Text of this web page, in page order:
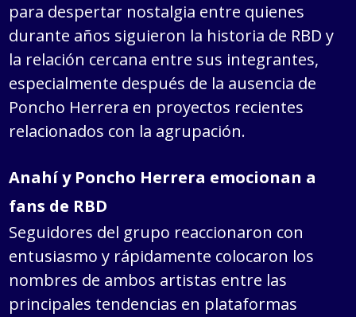
para despertar nostalgia entre quienes
durante años siguieron la historia de RBD y
la relación cercana entre sus integrantes,
especialmente después de la ausencia de
Poncho Herrera en proyectos recientes
relacionados con la agrupación.
Anahí y Poncho Herrera emocionan a
fans de RBD
Seguidores del grupo reaccionaron con
entusiasmo y rápidamente colocaron los
nombres de ambos artistas entre las
principales tendencias en plataformas